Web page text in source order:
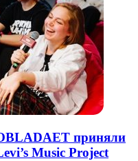
приняли
Music Project